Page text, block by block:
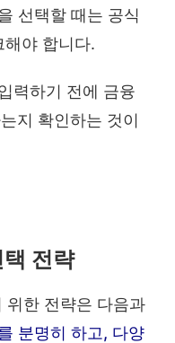
선택할 때는 공식
야 합니다.
력하기 전에 금융
지 확인하는 것이
전략
위한 전략은 다음과
분명히 하고, 다양